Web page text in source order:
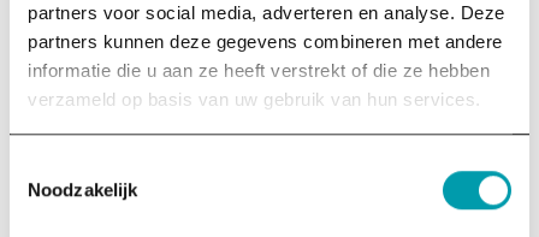
partners voor social media, adverteren en analyse. Deze
partners kunnen deze gegevens combineren met andere
informatie die u aan ze heeft verstrekt of die ze hebben
verzameld op basis van uw gebruik van hun services.
Noodzakelijk
Hoe ben je bij ons lespakket terechtgekomen?
(Vereist)
Via een nieuwsbrief van de gemeente
Via social media van de gemeente
Via een collega
Anders